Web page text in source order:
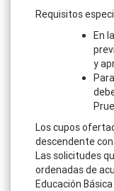
Requisitos
En
y
Los cupos
descendente
Las solicitudes
ordenadas de
Educación